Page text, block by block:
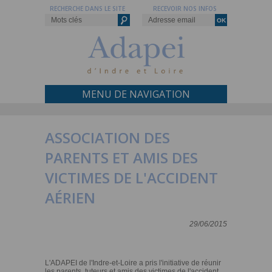
RECEVOIR NOS INFOS
RECHERCHE DANS LE SITE
MENU DE NAVIGATION
ASSOCIATION DES
PARENTS ET AMIS DES
VICTIMES DE L'ACCIDENT
AÉRIEN
29/06/2015
L'ADAPEI de l'Indre-et-Loire a pris l'initiative de réunir